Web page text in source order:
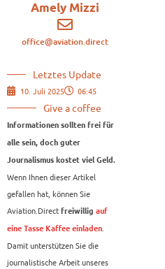
Amely Mizzi
office@aviation.direct
Letztes Update
10. Juli 2025 06:45
Give a coffee
Informationen sollten frei für
alle sein, doch guter
Journalismus kostet viel Geld.
Wenn Ihnen dieser Artikel
gefallen hat, können Sie
Aviation.Direct freiwillig auf
eine Tasse Kaffee einladen.
Damit unterstützen Sie die
journalistische Arbeit unseres